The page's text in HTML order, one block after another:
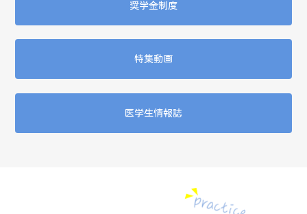
奨学金制度
特集動画
医学生情報誌